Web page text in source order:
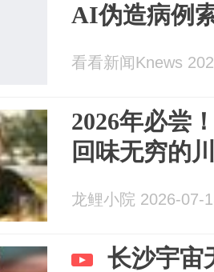
AI伪造病例
看看新闻Knews
2026年必尝
回味无穷的
龙鲤小院 2026-07-
长沙宇宙